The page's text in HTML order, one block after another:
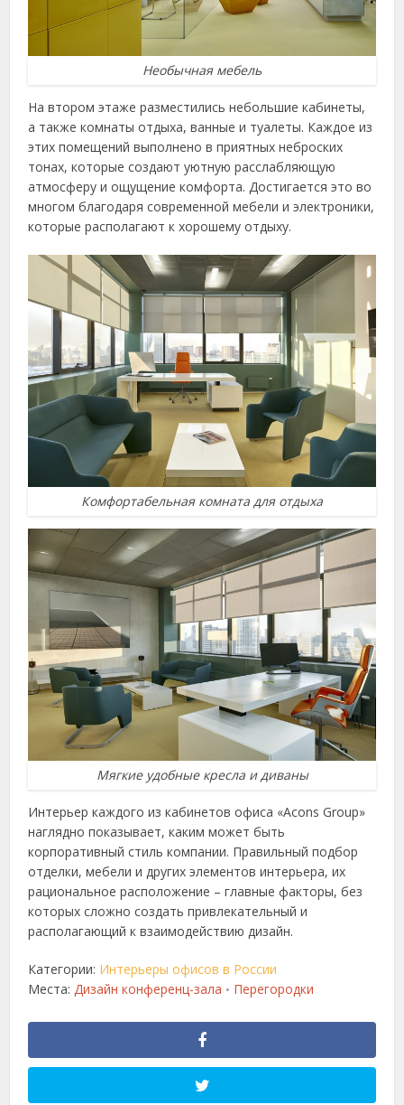
Необычная мебель
На втором этаже разместились небольшие кабинеты,
а также комнаты отдыха, ванные и туалеты. Каждое из
этих помещений выполнено в приятных неброских
тонах, которые создают уютную расслабляющую
атмосферу и ощущение комфорта. Достигается это во
многом благодаря современной мебели и электроники,
которые располагают к хорошему отдыху.
Комфортабельная комната для отдыха
Мягкие удобные кресла и диваны
Интерьер каждого из кабинетов офиса «Acons Group»
наглядно показывает, каким может быть
корпоративный стиль компании. Правильный подбор
отделки, мебели и других элементов интерьера, их
рациональное расположение – главные факторы, без
которых сложно создать привлекательный и
располагающий к взаимодействию дизайн.
Категории: Интерьеры офисов в России
Места:Дизайн конференц-зала • Перегородки